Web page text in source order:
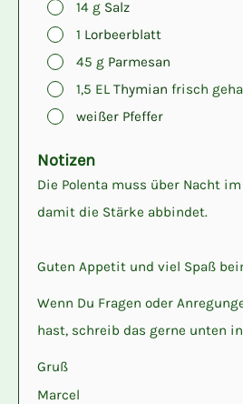
▢
14 g Salz
▢1 Lorbeerblatt
▢
45 g Parmesan
▢1,5 EL Thymian frisch
▢
weißer Pfeffer
Notizen
Die Polenta muss über Nacht
damit die Stärke abbindet.
Guten Appetit und viel Spaß
Wenn Du Fragen oder
hast, schreib das gerne unten
Gruß
Marcel